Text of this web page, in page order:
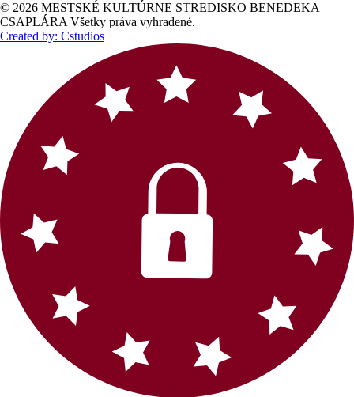
© 2026 MESTSKÉ KULTÚRNE STREDISKO BENEDEKA
CSAPLÁRA Všetky práva vyhradené.
Created by: Cstudios